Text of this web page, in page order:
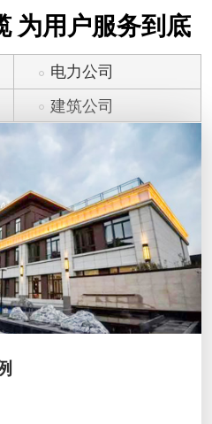
为用户服务到底
电力公司
建筑公司